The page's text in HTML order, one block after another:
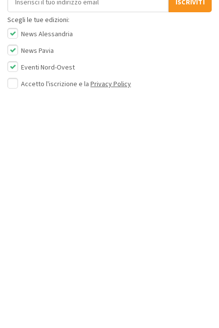
ISCRIVITI
Scegli le tue edizioni:
News Alessandria
News Pavia
Eventi Nord-Ovest
Accetto l'iscrizione e la Privacy Policy